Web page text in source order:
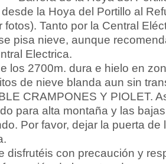
la Hoya del Portillo al
fotos). Tanto por la Central
pisa nieve, aunque
Electrica.
los 2700m. dura e hielo en
de nieve blanda aun sin
CRAMPONES Y PIOLET.
para alta montaña y las
Por favor, dejar la puerta de
disfrutéis con precaución y